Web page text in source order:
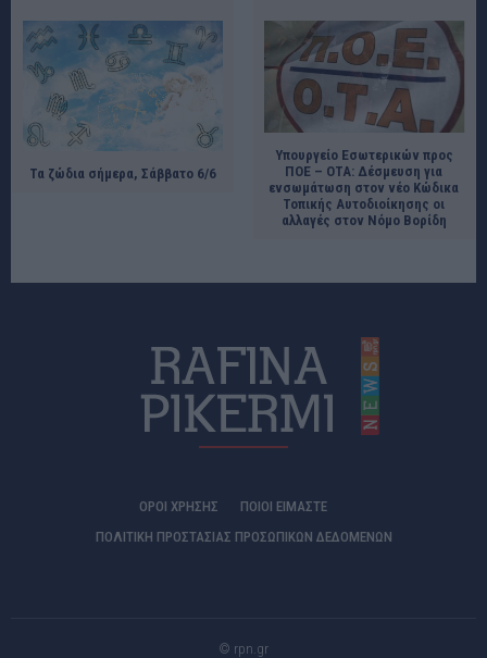
Τα ζώδια σήμερα, Σάββατο 6/6
Υπουργείο Εσωτερικών προς
ΠΟΕ – ΟΤΑ: Δέσμευση για
ενσωμάτωση στον νέο Κώδικα
Τοπικής Αυτοδιοίκησης οι
αλλαγές στον Νόμο Βορίδη
ΟΡΟΙ ΧΡΗΣΗΣ
ΠΟΙΟΊ ΕΊΜΑΣΤΕ
ΠΟΛΙΤΙΚΗ ΠΡΟΣΤΑΣΙΑΣ ΠΡΟΣΩΠΙΚΩΝ ΔΕΔΟΜΕΝΩΝ
© rpn.gr